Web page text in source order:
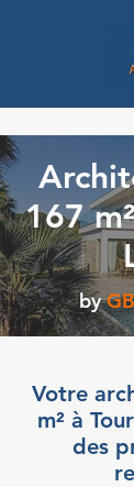
167
by
Votre
m² à
des